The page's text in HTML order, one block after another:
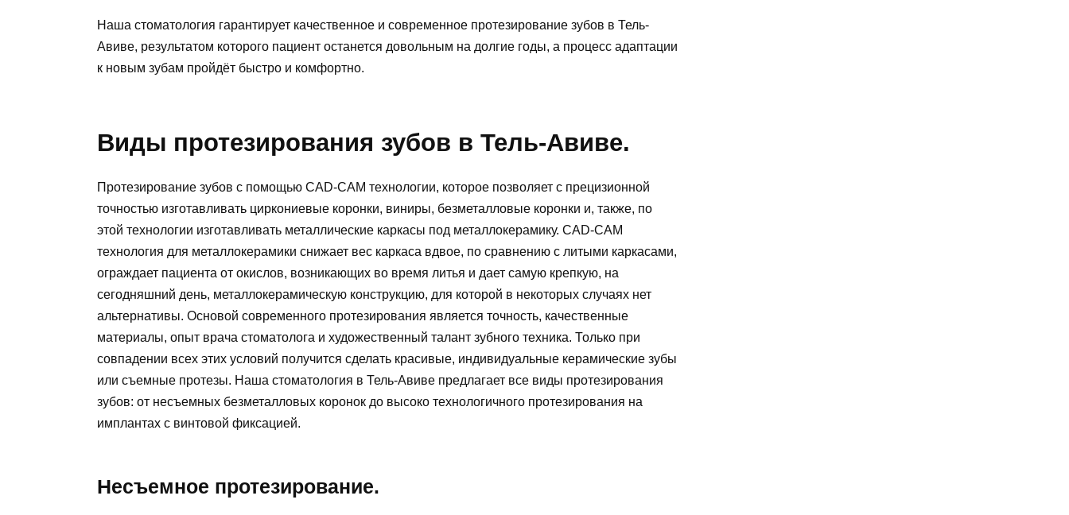
Наша стоматология гарантирует качественное и современное протезирование зубов в Тель-
Авиве, результатом которого пациент останется довольным на долгие годы, а процесс адаптации
к новым зубам пройдёт быстро и комфортно.
Виды протезирования зубов в Тель-Авиве.
Протезирование зубов с помощью CAD-CAM технологии, которое позволяет с прецизионной
точностью изготавливать циркониевые коронки, виниры, безметалловые коронки и, также, по
этой технологии изготавливать металлические каркасы под металлокерамику. CAD-CAM
технология для металлокерамики снижает вес каркаса вдвое, по сравнению с литыми каркасами,
ограждает пациента от окислов, возникающих во время литья и дает самую крепкую, на
сегодняшний день, металлокерамическую конструкцию, для которой в некоторых случаях нет
альтернативы. Основой современного протезирования является точность, качественные
материалы, опыт врача стоматолога и художественный талант зубного техника. Только при
совпадении всех этих условий получится сделать красивые, индивидуальные керамические зубы
или съемные протезы. Наша стоматология в Тель-Авиве предлагает все виды протезирования
зубов: от несъемных безметалловых коронок до высоко технологичного протезирования на
имплантах с винтовой фиксацией.
Несъемное протезирование.